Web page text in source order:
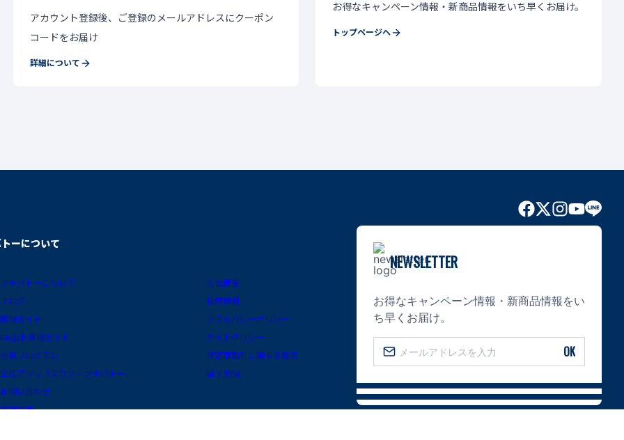
アカウント登録後、ご登録のメールアドレスにクーポン
コードをお届け
詳細について
お得なキャンペーン情報・新商品情報をいち早くお届け。
トップページへ
ーについて
プチバトーについて
ブログ
素材ガイド
FAQ/お買物ガイド
会員プログラム
公式アプリ「クラブ・プチバトー」
お問い合わせ
店舗検索
会社概要
採用情報
プライバシーポリシー
サイトポリシー
特定商取引に関する表示
国 / 地域
NEWSLETTER
お得なキャンペーン情報・新商品情報をい
ち早くお届け。
OK